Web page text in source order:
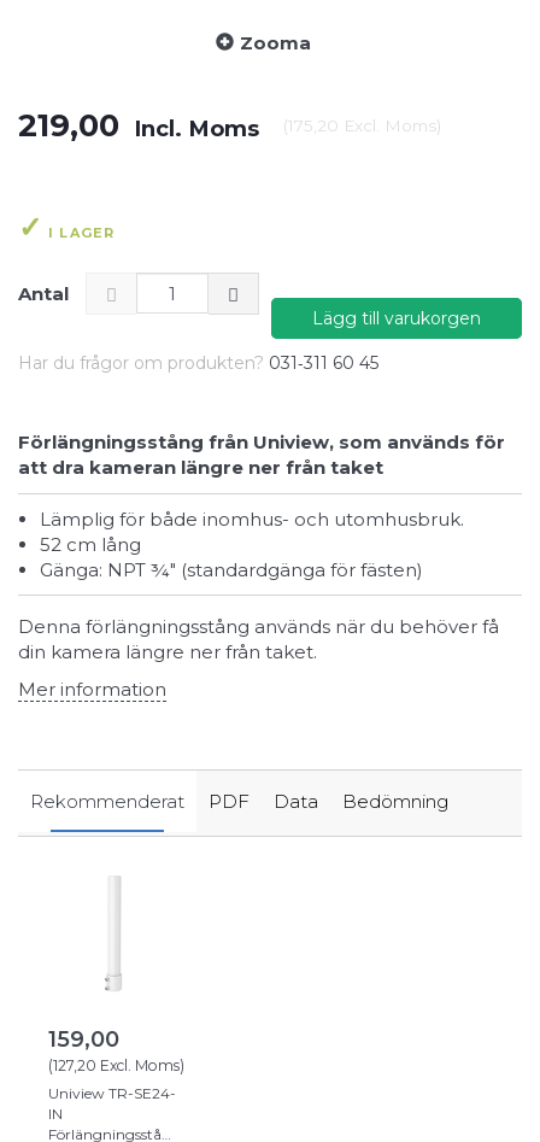
Zooma
219,00 Incl. Moms (175,20 Excl. Moms)
I LAGER
Antal
Lägg till varukorgen
Har du frågor om produkten? 031‑311 60 45
Förlängningsstång från Uniview, som används för
att dra kameran längre ner från taket
Lämplig för både inomhus- och utomhusbruk.
52 cm lång
Gänga: NPT ¾" (standardgänga för fästen)
Denna förlängningsstång används när du behöver få
din kamera längre ner från taket.
Mer information
Rekommenderat PDF Data Bedömning
159,00
(127,20 Excl. Moms)
Uniview TR-SE24-
IN
Förlängningsstång